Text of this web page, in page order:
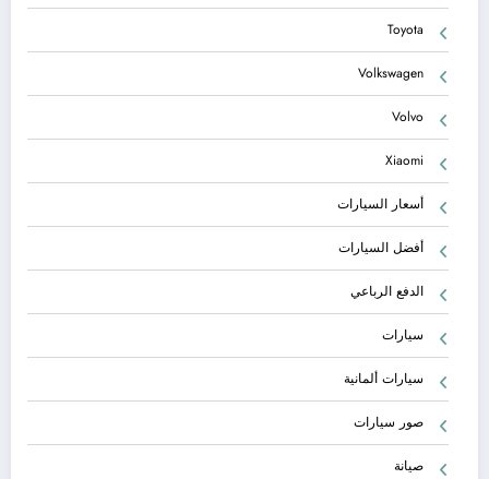
Toyota
Volkswagen
Volvo
Xiaomi
أسعار السيارات
أفضل السيارات
الدفع الرباعي
سيارات
سيارات ألمانية
صور سيارات
صيانة